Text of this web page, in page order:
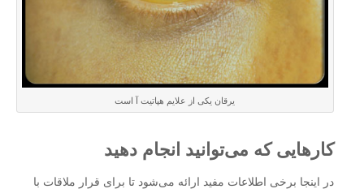
یرقان یکی از علایم هپاتیت آ است
کارهایی که می‌توانید انجام دهید
در اینجا برخی اطلاعات مفید ارائه می‌شود تا برای قرار ملاقات با